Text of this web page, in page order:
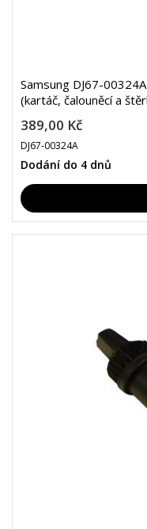
Samsung DJ67-
(kartáč, čalouněcí a
389,00 Kč
DJ67-00324A
Dodání do 4 dnů